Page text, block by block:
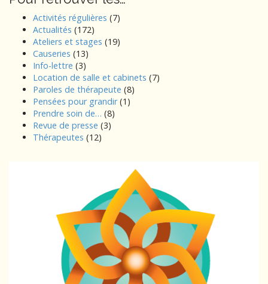
Activités régulières (7)
Actualités (172)
Ateliers et stages (19)
Causeries (13)
Info-lettre (3)
Location de salle et cabinets (7)
Paroles de thérapeute (8)
Pensées pour grandir(1)
Prendre soin de… (8)
Revue de presse (3)
Thérapeutes (12)